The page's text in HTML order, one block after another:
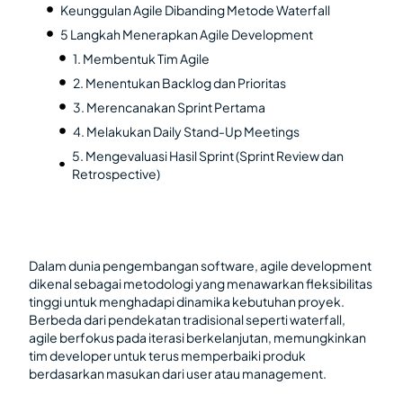
Keunggulan Agile Dibanding Metode Waterfall
5 Langkah Menerapkan Agile Development
1. Membentuk Tim Agile
2. Menentukan Backlog dan Prioritas
3. Merencanakan Sprint Pertama
4. Melakukan Daily Stand-Up Meetings
5. Mengevaluasi Hasil Sprint (Sprint Review dan
Retrospective)
Dalam dunia pengembangan software, agile development
dikenal sebagai metodologi yang menawarkan fleksibilitas
tinggi untuk menghadapi dinamika kebutuhan proyek.
Berbeda dari pendekatan tradisional seperti waterfall,
agile berfokus pada iterasi berkelanjutan, memungkinkan
tim developer untuk terus memperbaiki produk
berdasarkan masukan dari user atau management.